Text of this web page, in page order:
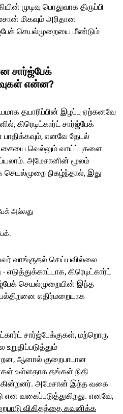
முடிவு பொதுவாக திருப்பி
மிகவும் அரிதான
செயல்முறையை மீண்டும்
சார்ஜ்பேக்
என்ன?
தயாரிப்பின் இழப்பு ஏற்கனவே
கிரெடிட்கார்ட் சார்ஜ்பேக்
எனவே தேடல்
வெல்லும் வாய்ப்புகளை
அமேசானின் மூலம்
செயல்முறை நிகழ்ந்தால், இது
அல்லது
வாங்குதல் செய்யவில்லை
எடுத்துக்காட்டாக, கிரெடிட்கார்ட்
செயல்முறையின் இந்த
எதிர்மறையாக
சார்ஜ்பேக்குகள், மற்றொரு
ஆனால் குறைபாடான
உள்ளதாக தங்கள் நிதி
அமேசான் இந்த வகை
என வகைப்படுத்துகிறது. எனவே,
விகிதத்தை கவனிக்க